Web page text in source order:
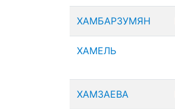
ХАМБАРЗУМЯН
ХАМЕЛЬ
ХАМЗАЕВА